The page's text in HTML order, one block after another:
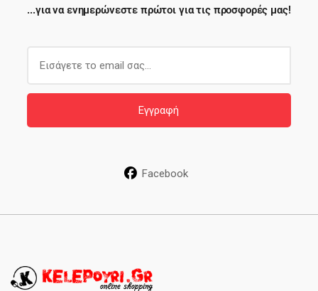
...για να ενημερώνεστε πρώτοι για τις προσφορές μας!
l
Εγγραφή
Facebook